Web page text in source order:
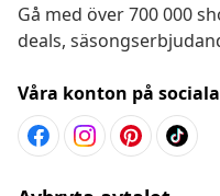
Gå med över 700 000
deals,
Våra konton på